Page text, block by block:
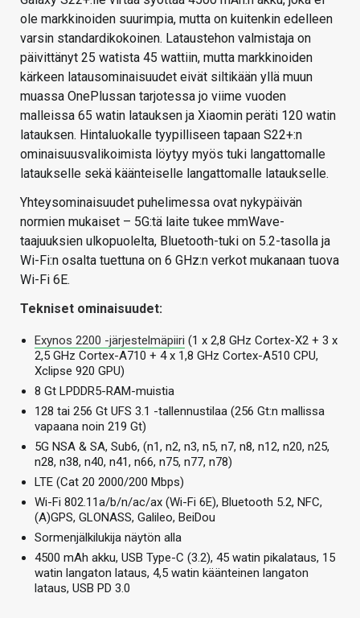
ole markkinoiden suurimpia, mutta on kuitenkin edelleen
varsin standardikokoinen. Lataustehon valmistaja on
päivittänyt 25 watista 45 wattiin, mutta markkinoiden
kärkeen latausominaisuudet eivät siltikään yllä muun
muassa OnePlussan tarjotessa jo viime vuoden
malleissa 65 watin latauksen ja Xiaomin peräti 120 watin
latauksen. Hintaluokalle tyypilliseen tapaan S22+:n
ominaisuusvalikoimista löytyy myös tuki langattomalle
lataukselle sekä käänteiselle langattomalle lataukselle.
Yhteysominaisuudet puhelimessa ovat nykypäivän
normien mukaiset – 5G:tä laite tukee mmWave-
taajuuksien ulkopuolelta, Bluetooth-tuki on 5.2-tasolla ja
Wi-Fi:n osalta tuettuna on 6 GHz:n verkot mukanaan tuova
Wi-Fi 6E.
Tekniset ominaisuudet:
Exynos 2200 -järjestelmäpiiri (1 x 2,8 GHz Cortex-X2 + 3 x
2,5 GHz Cortex-A710 + 4 x 1,8 GHz Cortex-A510 CPU,
Xclipse 920 GPU)
8 Gt LPDDR5-RAM-muistia
128 tai 256 Gt UFS 3.1 -tallennustilaa (256 Gt:n mallissa
vapaana noin 219 Gt)
5G NSA & SA, Sub6, (n1, n2, n3, n5, n7, n8, n12, n20, n25,
n28, n38, n40, n41, n66, n75, n77, n78)
LTE (Cat 20 2000/200 Mbps)
Wi-Fi 802.11a/b/n/ac/ax (Wi-Fi 6E), Bluetooth 5.2, NFC,
(A)GPS, GLONASS, Galileo, BeiDou
Sormenjälkilukija näytön alla
4500 mAh akku, USB Type-C (3.2), 45 watin pikalataus, 15
watin langaton lataus, 4,5 watin käänteinen langaton
lataus, USB PD 3.0